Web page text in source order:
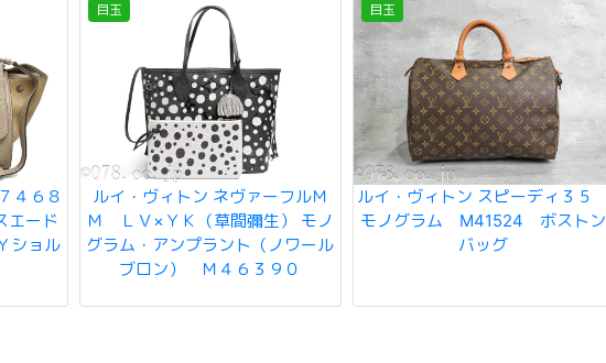
４６８
エード
ショル
目玉
ルイ・ヴィトン ネヴァーフルＭ
Ｍ ＬＶ×ＹＫ（草間彌生） モノ
グラム・アンプラント（ノワール
ブロン） Ｍ４６３９０
目玉
ルイ・ヴィトン スピーディ３５
モノグラム M41524 ボストン
バッグ